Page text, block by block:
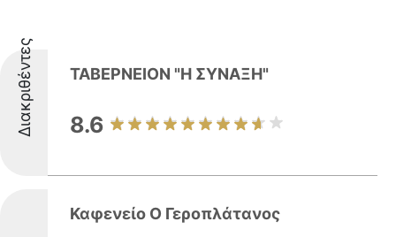
Διακριθέντες ΤΑΒΕΡΝΕΙΟΝ "Η ΣΥΝΑΞΗ"
8.6
Καφενείο Ο Γεροπλάτανος